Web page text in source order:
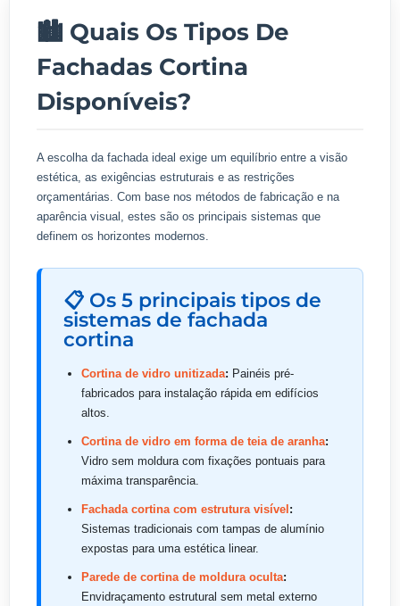
🏙️ Quais Os Tipos De
Fachadas Cortina
Disponíveis?
A escolha da fachada ideal exige um equilíbrio entre a visão
estética, as exigências estruturais e as restrições
orçamentárias. Com base nos métodos de fabricação e na
aparência visual, estes são os principais sistemas que
definem os horizontes modernos.
📋 Os 5 principais tipos de
sistemas de fachada
cortina
Cortina de vidro unitizada: Painéis pré-
fabricados para instalação rápida em edifícios
altos.
Cortina de vidro em forma de teia de aranha:
Vidro sem moldura com fixações pontuais para
máxima transparência.
Fachada cortina com estrutura visível :
Sistemas tradicionais com tampas de alumínio
expostas para uma estética linear.
Parede de cortina de moldura oculta:
Envidraçamento estrutural sem metal externo